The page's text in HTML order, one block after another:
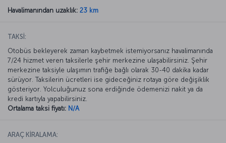
Havalimanından uzaklık: 23 km
TAKSİ:
Otobüs bekleyerek zaman kaybetmek istemiyorsanız havalimanında
7/24 hizmet veren taksilerle şehir merkezine ulaşabilirsiniz. Şehir
merkezine taksiyle ulaşımın trafiğe bağlı olarak 30-40 dakika kadar
sürüyor. Taksilerin ücretleri ise gideceğiniz rotaya göre değişiklik
gösteriyor. Yolculuğunuz sona erdiğinde ödemenizi nakit ya da
kredi kartıyla yapabilirsiniz.
Ortalama taksi fiyatı: N/A
ARAÇ KİRALAMA: